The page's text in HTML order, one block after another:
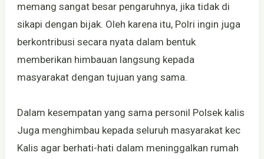
memang sangat besar pengaruhnya, jika tidak di
sikapi dengan bijak. Oleh karena itu, Polri ingin juga
berkontribusi secara nyata dalam bentuk
memberikan himbauan langsung kepada
masyarakat dengan tujuan yang sama.
Dalam kesempatan yang sama personil Polsek kalis
Juga menghimbau kepada seluruh masyarakat kec
Kalis agar berhati-hati dalam meninggalkan rumah